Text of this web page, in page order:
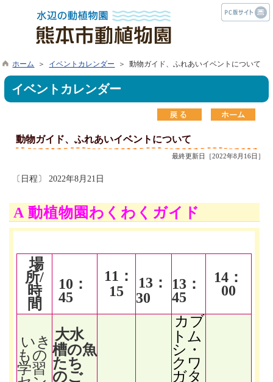
ホーム ＞ イベントカレンダー ＞ 動物ガイド、ふれあいイベントについて
イベントカレンダー
動物ガイド、ふれあいイベントについて
最終更新日［2022年8月16日］
〔日程〕 2022年8月21日
A 動植物園わくわくガイド
場
所/
時
間
10 ：
45
11 ：
15
13 ：
30
13 ：
45
14 ：
00
いき
もの
学習
大水
槽の魚
たち
のご
カブ
トム
シ・
クワ
ガタ